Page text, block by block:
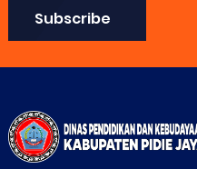
Subscribe